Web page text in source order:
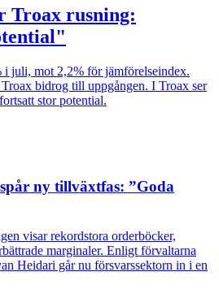
Troax rusning:
i juli, mot 2,2% för jämförelseindex.
bidrog till uppgången. I Troax ser
stor potential.
ny tillväxtfas: ”Goda
visar rekordstora orderböcker,
marginaler. Enligt förvaltarna
Heidari går nu försvarssektorn in i en